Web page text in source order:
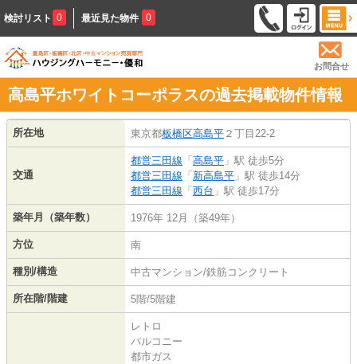
検討リスト 0 最近見た物件 0
お問合せ
高島平ホワイトコーポラスの過去掲載物件情報
所在地 東京都板橋区高島平 ２丁目22-2
交通
都営三田線 「 高島平 」駅 徒歩5分
都営三田線 「 新高島平 」駅 徒歩14分
都営三田線 「 西台 」駅 徒歩17分
築年月（築年数） 1976年 12月（築49年）
方位 南
種別/構造 中古マンション/鉄筋コンクリート
所在階/階建 5階/5階建
レトロ
バルコニー
都市ガス